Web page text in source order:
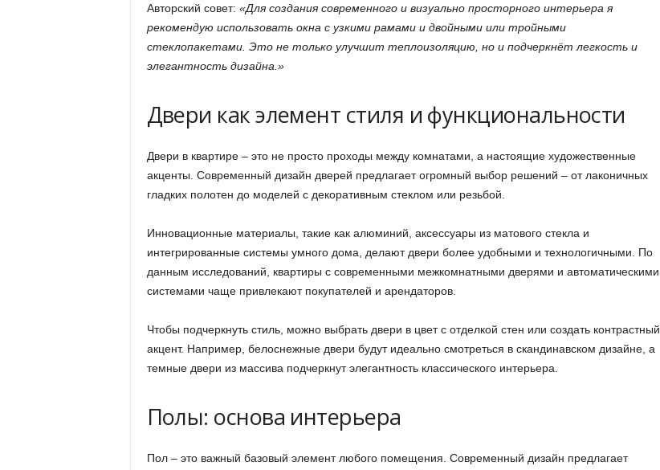
Авторский совет: «Для создания современного и визуально просторного интерьера я
рекомендую использовать окна с узкими рамами и двойными или тройными
стеклопакетами. Это не только улучшит теплоизоляцию, но и подчеркнёт легкость и
элегантность дизайна.»
Двери как элемент стиля и функциональности
Двери в квартире – это не просто проходы между комнатами, а настоящие художественные
акценты. Современный дизайн дверей предлагает огромный выбор решений – от лаконичных
гладких полотен до моделей с декоративным стеклом или резьбой.
Инновационные материалы, такие как алюминий, аксессуары из матового стекла и
интегрированные системы умного дома, делают двери более удобными и технологичными. По
данным исследований, квартиры с современными межкомнатными дверями и автоматическими
системами чаще привлекают покупателей и арендаторов.
Чтобы подчеркнуть стиль, можно выбрать двери в цвет с отделкой стен или создать контрастный
акцент. Например, белоснежные двери будут идеально смотреться в скандинавском дизайне, а
темные двери из массива подчеркнут элегантность классического интерьера.
Полы: основа интерьера
Пол – это важный базовый элемент любого помещения. Современный дизайн предлагает